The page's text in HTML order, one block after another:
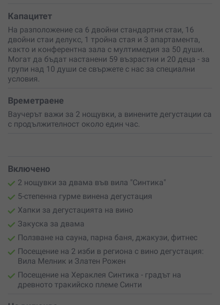
Капацитет
На разположение са 6 двойни стандартни стаи, 16
двойни стаи делукс, 1 тройна стая и 3 апартамента,
както и конферентна зала с мултимедия за 50 души.
Могат да бъдат настанени 59 възрастни и 20 деца - за
групи над 10 души се свържете с нас за специални
условия.
Времетраене
Ваучерът важи за 2 нощувки, а винените дегустации са
с продължителност около един час.
Включено
2 нощувки за двама във вила "Синтика"
5-степенна гурме винена дегустация
Хапки за дегустацията на вино
Закуска за двама
Ползване на сауна, парна баня, джакузи, фитнес
Посещение на 2 изби в региона с вино дегустация:
Вила Мелник и Златен Рожен
Посещение на Хераклея Синтика - градът на
древното тракийско племе Синти